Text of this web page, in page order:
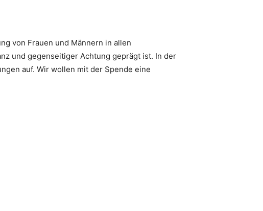
von Frauen und Männern in allen
und gegenseitiger Achtung geprägt ist. In der
auf. Wir wollen mit der Spende eine